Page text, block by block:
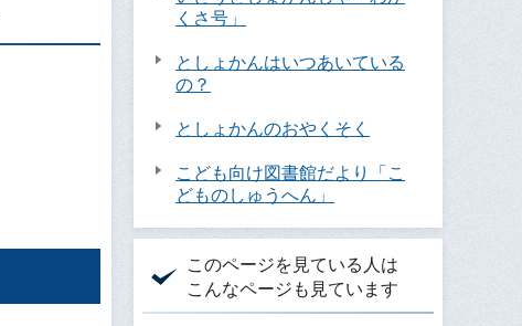
くさ号」
としょかんはいつあいている
の？
としょかんのおやくそく
こども向け図書館だより「こ
どものしゅうへん」
このページを見ている人は
こんなページも見ています